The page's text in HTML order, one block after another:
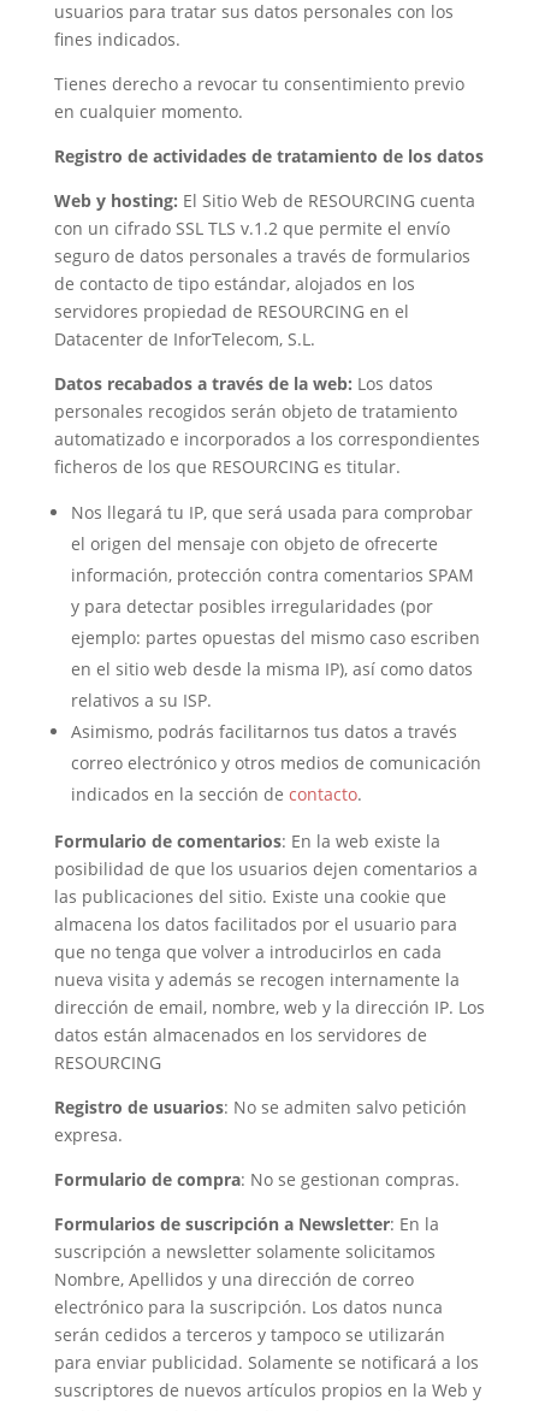
usuarios para tratar sus datos personales con los
fines indicados.
Tienes derecho a revocar tu consentimiento previo
en cualquier momento.
Registro de actividades de tratamiento de los datos
Web y hosting: El Sitio Web de RESOURCING cuenta
con un cifrado SSL TLS v.1.2 que permite el envío
seguro de datos personales a través de formularios
de contacto de tipo estándar, alojados en los
servidores propiedad de RESOURCING en el
Datacenter de InforTelecom, S.L.
Datos recabados a través de la web: Los datos
personales recogidos serán objeto de tratamiento
automatizado e incorporados a los correspondientes
ficheros de los que RESOURCING es titular.
Nos llegará tu IP, que será usada para comprobar
el origen del mensaje con objeto de ofrecerte
información, protección contra comentarios SPAM
y para detectar posibles irregularidades (por
ejemplo: partes opuestas del mismo caso escriben
en el sitio web desde la misma IP), así como datos
relativos a su ISP.
Asimismo, podrás facilitarnos tus datos a través
correo electrónico y otros medios de comunicación
indicados en la sección de contacto.
Formulario de comentarios: En la web existe la
posibilidad de que los usuarios dejen comentarios a
las publicaciones del sitio. Existe una cookie que
almacena los datos facilitados por el usuario para
que no tenga que volver a introducirlos en cada
nueva visita y además se recogen internamente la
dirección de email, nombre, web y la dirección IP. Los
datos están almacenados en los servidores de
RESOURCING
Registro de usuarios: No se admiten salvo petición
expresa.
Formulario de compra: No se gestionan compras.
Formularios de suscripción a Newsletter: En la
suscripción a newsletter solamente solicitamos
Nombre, Apellidos y una dirección de correo
electrónico para la suscripción. Los datos nunca
serán cedidos a terceros y tampoco se utilizarán
para enviar publicidad. Solamente se notificará a los
suscriptores de nuevos artículos propios en la Web y